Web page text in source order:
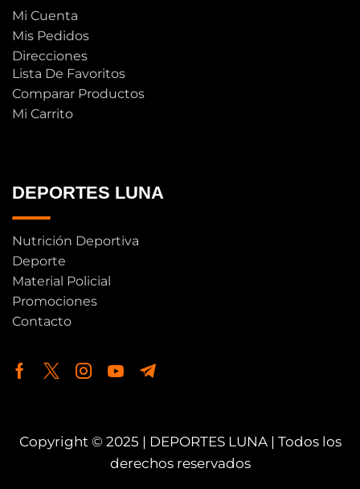
Mi Cuenta
Mis Pedidos
Direcciones
Lista De Favoritos
Comparar Productos
Mi Carrito
DEPORTES LUNA
Nutrición Deportiva
Deporte
Material Policial
Promociones
Contacto
Copyright © 2025 | DEPORTES LUNA | Todos los
derechos reservados